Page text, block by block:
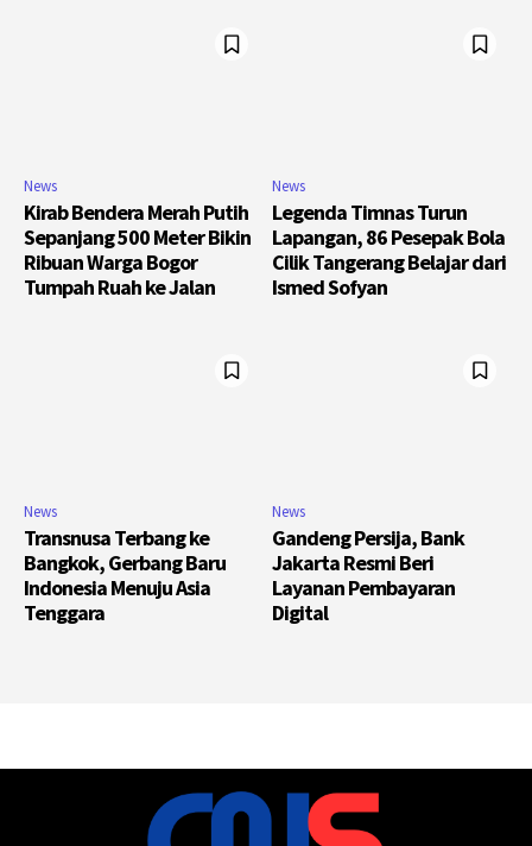
News
Kirab Bendera Merah Putih
Sepanjang 500 Meter Bikin
Ribuan Warga Bogor
Tumpah Ruah ke Jalan
News
Legenda Timnas Turun
Lapangan, 86 Pesepak Bola
Cilik Tangerang Belajar dari
Ismed Sofyan
News
Transnusa Terbang ke
Bangkok, Gerbang Baru
Indonesia Menuju Asia
Tenggara
News
Gandeng Persija, Bank
Jakarta Resmi Beri
Layanan Pembayaran
Digital